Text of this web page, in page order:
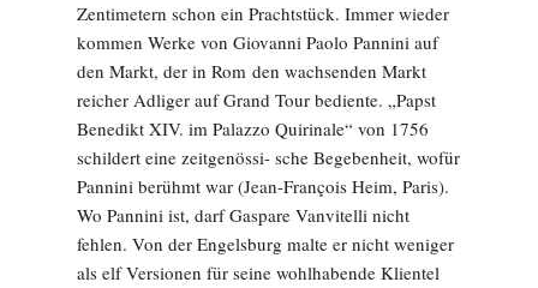
Zentimetern schon ein Prachtstück. Immer wieder
kommen Werke von Giovanni Paolo Pannini auf
den Markt, der in Rom den wachsenden Markt
reicher Adliger auf Grand Tour bediente. „Papst
Benedikt XIV. im Palazzo Quirinale“ von 1756
schildert eine zeitgenössi- sche Begebenheit, wofür
Pannini berühmt war (Jean-François Heim, Paris).
Wo Pannini ist, darf Gaspare Vanvitelli nicht
fehlen. Von der Engelsburg malte er nicht weniger
als elf Versionen für seine wohlhabende Klientel